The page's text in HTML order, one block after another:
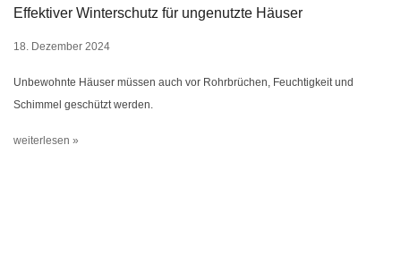
Effektiver Winterschutz für ungenutzte Häuser
18. Dezember 2024
Unbewohnte Häuser müssen auch vor Rohrbrüchen, Feuchtigkeit und
Schimmel geschützt werden.
weiterlesen »